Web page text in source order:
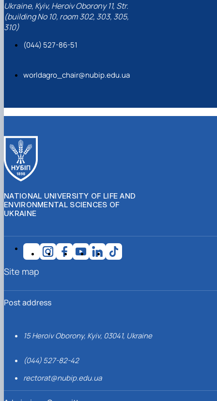
Ukraine, Kyiv, Heroiv Oborony 11, Str.
(building No 10, room 302, 303, 305,
310)
(044) 527-86-51
worldagro_chair@nubip.edu.ua
NATIONAL UNIVERSITY OF LIFE AND
ENVIRONMENTAL SCIENCES OF
UKRAINE
Post address
15 Heroiv Oborony, Kyiv, 03041, Ukraine
(044) 527-82-42
rectorat@nubip.edu.ua
Site map